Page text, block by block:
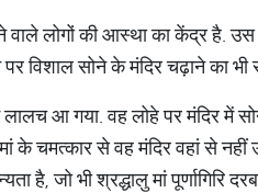
वाले लोगों की आस्था का केंद्र है.
विशाल सोने के मंदिर चढ़ाने का भी
आ गया. वह लोहे पर मंदिर में
चमत्कार से वह मंदिर वहां से नहीं
है, जो भी श्रद्धालु मां पूर्णागिरि